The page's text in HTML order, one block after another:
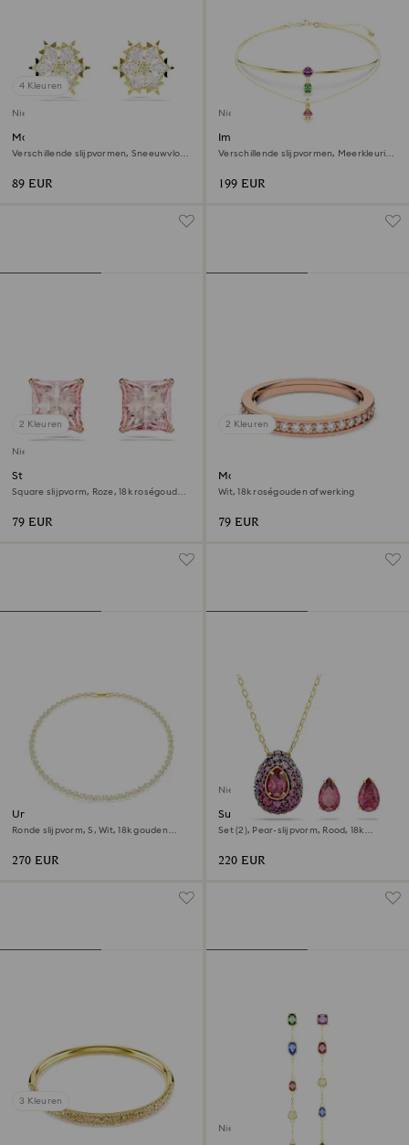
4 Kleuren
Nieuw
Magic Oorknopjes
Verschillende slijpvormen, Sneeuwvlok,
89 EUR
Nieuw
Imber gelaagde ketting
Verschillende slijpvormen, Meerkleurig,
199 EUR
2 Kleuren
Nieuw
Stilla Oorknopjes
Square slijpvorm, Roze, 18k roségouden
79 EUR
2 Kleuren
Matrix ring
Wit, 18k roségouden afwerking
79 EUR
Una Angelic ketting
Ronde slijpvorm, S, Wit, ‎18k gouden
270 EUR
Nieuw
Sublima set
Set (2), Pear-slijpvorm, Rood, ‎18k
220 EUR
3 Kleuren
Nieuw